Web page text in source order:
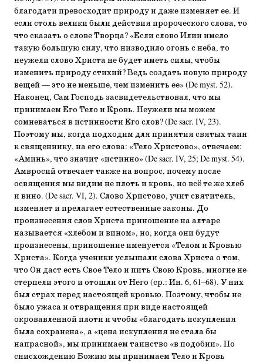
благодати превосходит природу и даже изменяет ее. И
если столь велики были действия пророческого слова, то
что сказать о слове Творца? «Если слово Илии имело
такую большую силу, что низводило огонь с неба, то
неужели слово Христа не будет иметь силы, чтобы
изменить природу стихий? Ведь создать новую природу
вещей — это не меньше, чем изменить ее» (De myst. 52).
Наконец, Сам Господь засвидетельствовал, что мы
принимаем Его Тело и Кровь. Неужели мы можем
сомневаться в истинности Его слов? (De sacr. IV, 23).
Поэтому мы, когда подходим для принятия святых таин
к священнику, на его слова: «Тело Христово», отвечаем:
«Аминь», что значит «истинно» (De sacr. IV, 25; De myst. 54).
Амвросий отвечает также на вопрос, почему после
освящения мы видим не плоть и кровь, но всё те же хлеб
и вино. (De sacr. VI, 2). Слово Христово, учит святитель,
изменяет и прелагает естественные законы. До
произнесения слов Христа приношение на алтаре
называется «хлебом и вином», но, когда они будут
произнесены, приношение именуется «Телом и Кровью
Христа». Когда ученики услышали слова Христа о том,
что Он даст есть Свое Тело и пить Свою Кровь, многие не
стерпели этого и отошли от Него (ср.: Ин. 6, 61–68). У них
был страх перед настоящей кровью. Поэтому, чтобы не
было ужаса и отвращения при виде настоящей
окровавленной плоти и чтобы «благодать искупления
была сохранена», а «цена искупления не стала бы
напрасной», мы принимаем таинство «в подобии». По
снисхождению Божию мы принимаем Тело и Кровь